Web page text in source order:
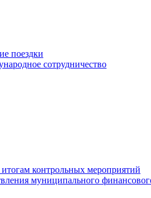
поездки
сотрудничество
контрольных мероприятий
муниципального